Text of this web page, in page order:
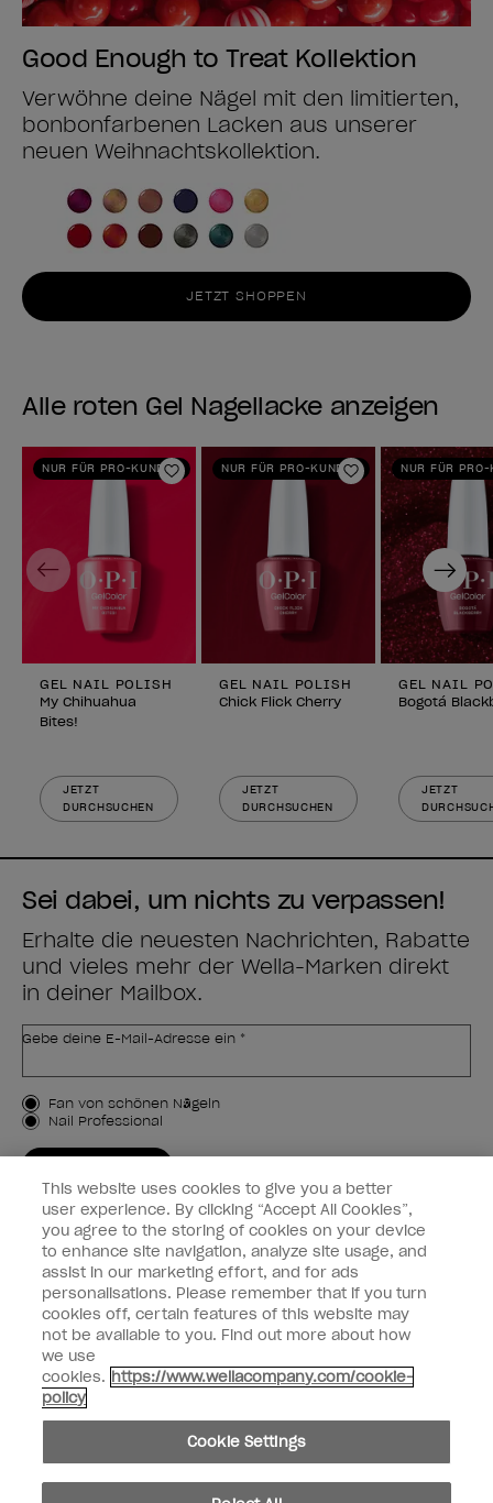
Good Enough to Treat Kollektion
Verwöhne deine Nägel mit den limitierten,
bonbonfarbenen Lacken aus unserer
neuen Weihnachtskollektion.
JETZT SHOPPEN
Alle roten Gel Nagellacke anzeigen
NUR FÜR PRO-KUNDEN
Zur Wunschliste hinzufügen
GEL NAIL POLISH
My Chihuahua
Bites!
JETZT
DURCHSUCHEN
NUR FÜR PRO-KUNDEN
Zur
GEL NAIL POLISH
Chick Flick Cherry
JETZT
DURCHSUCHEN
NUR FÜR PRO-
GEL NAIL
Bogotá
JETZT
Previous Next
Sei dabei, um nichts zu verpassen!
Erhalte die neuesten Nachrichten, Rabatte
und vieles mehr der Wella-Marken direkt
in deiner Mailbox.
Gebe deine E-Mail-Adresse ein *
Kundenart
Fan von schönen Nägeln
Nail Professional
Kundeninformationen
Vernetzen
facebookinstagram
Teilen oder verkaufen Sie keine persönlichen Informationen.
Kalifornisches Gesetz zur Transparenz in der Lieferkette
© Copyright 2024, Wella Operations US LLC, Alle Rechte vorbehalten.
This website uses cookies to give you a better
user experience. By clicking “Accept All Cookies”,
you agree to the storing of cookies on your device
to enhance site navigation, analyze site usage, and
assist in our marketing effort, and for ads
personalisations. Please remember that if you turn
cookies off, certain features of this website may
not be available to you. Find out more about how
we use
cookies. https://www.wellacompany.com/cookie-
policy
Cookie Settings